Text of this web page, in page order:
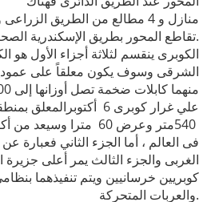
تقاطع المحور بطريق الإسكندرية الصحراوى يوجد منزل ومطلع.
الكوبرى ينقسم لثلاثة أجزاء الأول هو
علي غرار كوبرى 6
540متر وعرض 60 مترا
فى العالم ، أما الجزء الثاني فعبارة
الغربى والجزء الثالث يمر أعلى جزيرة
كوبريين خرسانيين ويتم تنفيذهما
والعربات المتحركة.